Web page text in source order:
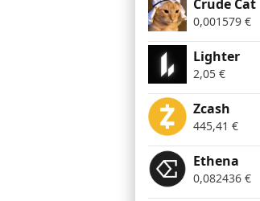
Crude Cat
0,001579 €
Lighter
2,05 €
Zcash
445,41 €
Ethena
0,082436 €